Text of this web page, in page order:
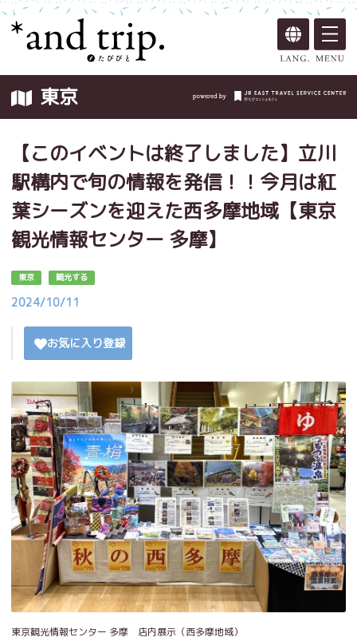
東京
【このイベントは終了しました】立川
駅構内で旬の情報を発信！！今月は紅
葉シーズンを迎えた西多摩地域【東京
観光情報センター 多摩】
東京 観光する
2024/10/11
お気に入り登録
東京観光情報センター 多摩 店内展示（西多摩地域）